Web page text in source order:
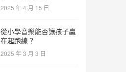
2025 年 4 月 15 日
從小學音樂能否讓孩子贏
在起跑線？
2025 年 3 月 3 日